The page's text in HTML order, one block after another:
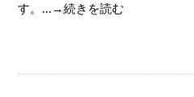
す。...→続きを読む